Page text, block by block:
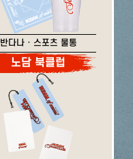
반다나 · 스포츠 물통
노담 북클럽